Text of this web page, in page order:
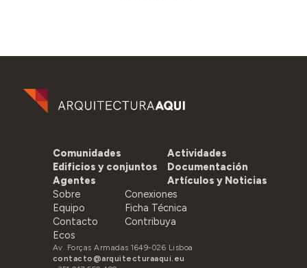
Comunidades
Edificios y conjuntos
Agentes
Actividades
Documentación
Artículos y Noticias
Sobre
Equipo
Contacto
Ecos
Conexiones
Ficha Técnica
Contribuya
Av. Forças Armadas 1649-026 Lisboa
contacto@arquitecturaaqui.eu